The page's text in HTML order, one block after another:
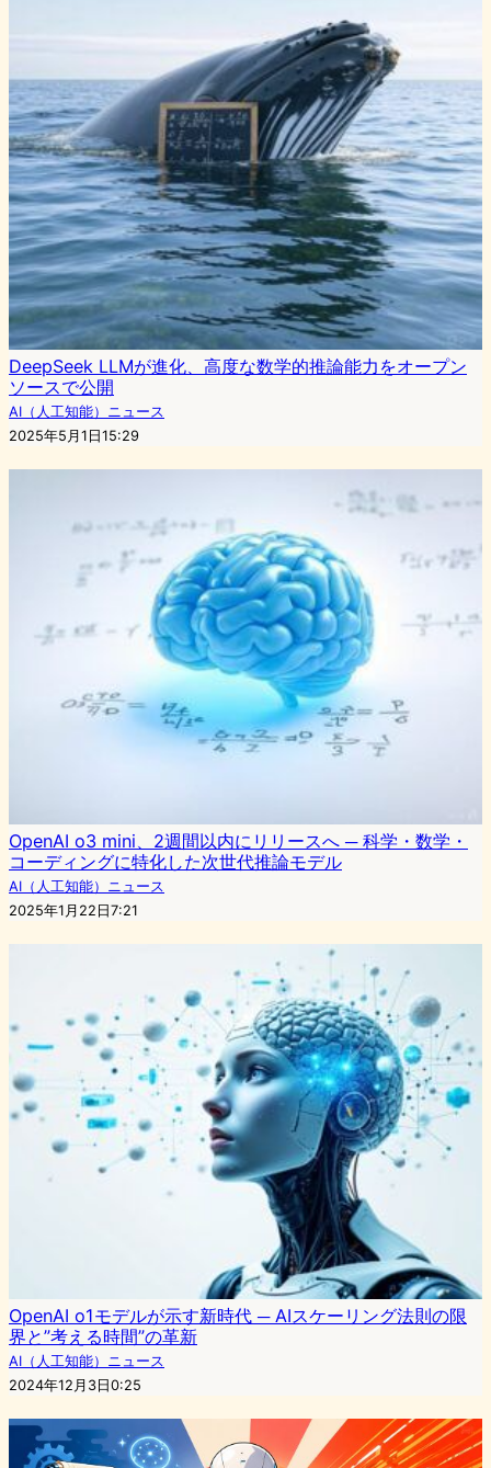
DeepSeek LLMが進化、高度な数学的推論能力をオープン
ソースで公開
AI（人工知能）ニュース
2025年5月1日15:29
OpenAI o3 mini、2週間以内にリリースへ ─ 科学・数学・
コーディングに特化した次世代推論モデル
AI（人工知能）ニュース
2025年1月22日7:21
OpenAI o1モデルが示す新時代 ─ AIスケーリング法則の限
界と”考える時間”の革新
AI（人工知能）ニュース
2024年12月3日0:25